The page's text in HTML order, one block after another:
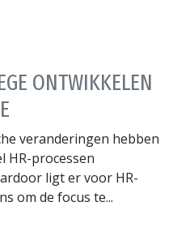
ONTWIKKELEN
veranderingen hebben
HR-processen
ligt er voor HR-
om de focus te...